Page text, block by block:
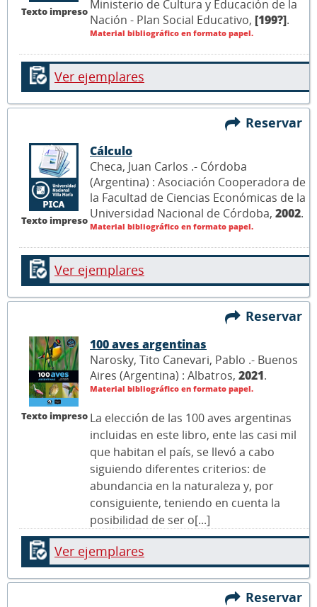
Texto impreso Ministerio de Cultura y Educación de la
Nación - Plan Social Educativo, [199?].
Material bibliográfico en formato papel.
Ver ejemplares
Reservar
Texto impreso
Cálculo
Checa, Juan Carlos .- Córdoba
(Argentina) : Asociación Cooperadora de
la Facultad de Ciencias Económicas de la
Universidad Nacional de Córdoba, 2002.
Material bibliográfico en formato papel.
Ver ejemplares
Reservar
Texto impreso
100 aves argentinas
Narosky, Tito Canevari, Pablo .- Buenos
Aires (Argentina) : Albatros, 2021.
Material bibliográfico en formato papel.
La elección de las 100 aves argentinas
incluidas en este libro, ente las casi mil
que habitan el país, se llevó a cabo
siguiendo diferentes criterios: de
abundancia en la naturaleza y, por
consiguiente, teniendo en cuenta la
posibilidad de ser o[...]
Ver ejemplares
Reservar